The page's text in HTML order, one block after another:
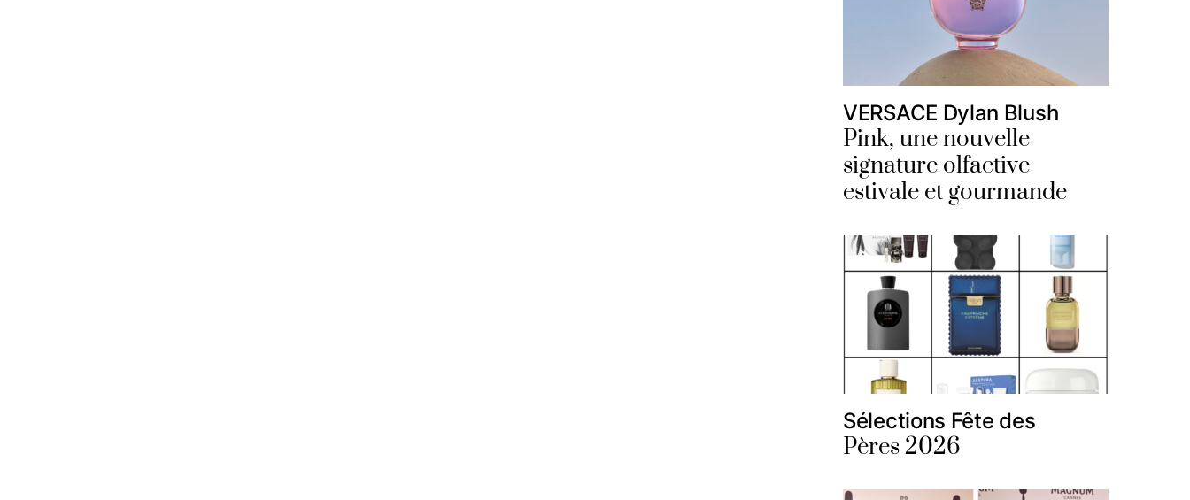
VERSACE Dylan Blush
Pink, une nouvelle
signature olfactive
estivale et gourmande
Sélections Fête des
Pères 2026